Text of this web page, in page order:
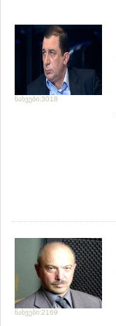
ნახვები:3018
ნახვები:2169